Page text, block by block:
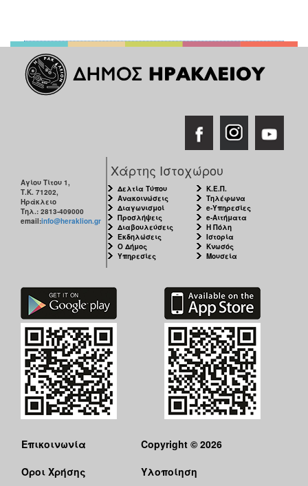
Αγίου Τίτου 1,
Τ.Κ. 71202,
Ηράκλειο
Τηλ.: 2813-409000
email:info@heraklion.gr
Χάρτης Ιστοχώρου
Δελτία Τύπου
Ανακοινώσεις
Διαγωνισμοί
Προσλήψεις
Διαβουλεύσεις
Εκδηλώσεις
Ο Δήμος
Υπηρεσίες
Κ.Ε.Π.
Τηλέφωνα
e-Υπηρεσίες
e-Αιτήματα
Η Πόλη
Ιστορία
Κνωσός
Μουσεία
Επικοινωνία
Όροι Χρήσης
Copyright © 2026
Υλοποίηση